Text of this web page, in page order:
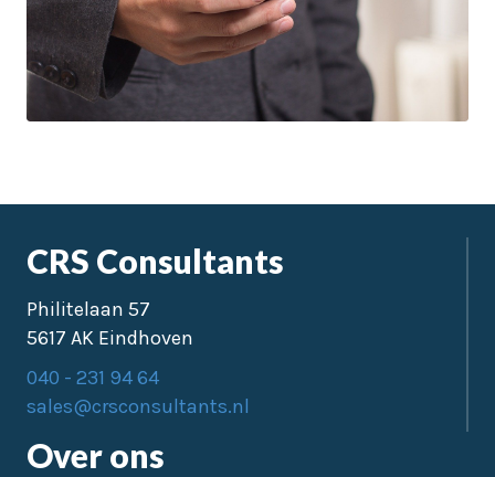
CRS Consultants
Philitelaan 57
5617 AK Eindhoven
040 - 231 94 64
sales@crsconsultants.nl
Over ons